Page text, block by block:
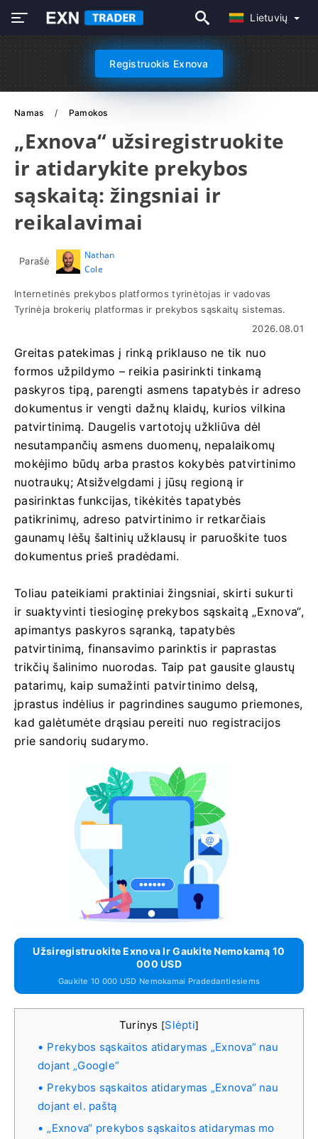
Lietuvių
Registruokis Exnova
Namas Pamokos
„Exnova“ užsiregistruokite
ir atidarykite prekybos
sąskaitą: žingsniai ir
reikalavimai
Parašė
Nathan
Cole
Internetinės prekybos platformos tyrinėtojas ir vadovas
Tyrinėja brokerių platformas ir prekybos sąskaitų sistemas.
2026.08.01
Greitas patekimas į rinką priklauso ne tik nuo
formos užpildymo – reikia pasirinkti tinkamą
paskyros tipą, parengti asmens tapatybės ir adreso
dokumentus ir vengti dažnų klaidų, kurios vilkina
patvirtinimą. Daugelis vartotojų užkliūva dėl
nesutampančių asmens duomenų, nepalaikomų
mokėjimo būdų arba prastos kokybės patvirtinimo
nuotraukų; Atsižvelgdami į jūsų regioną ir
pasirinktas funkcijas, tikėkitės tapatybės
patikrinimų, adreso patvirtinimo ir retkarčiais
gaunamų lėšų šaltinių užklausų ir paruoškite tuos
dokumentus prieš pradėdami.
Toliau pateikiami praktiniai žingsniai, skirti sukurti
ir suaktyvinti tiesioginę prekybos sąskaitą „Exnova“,
apimantys paskyros sąranką, tapatybės
patvirtinimą, finansavimo parinktis ir paprastas
trikčių šalinimo nuorodas. Taip pat gausite glaustų
patarimų, kaip sumažinti patvirtinimo delsą,
įprastus indėlius ir pagrindines saugumo priemones,
kad galėtumėte drąsiau pereiti nuo registracijos
prie sandorių sudarymo.
Užsiregistruokite Exnova Ir Gaukite Nemokamą 10
000 USD
Gaukite 10 000 USD Nemokamai Pradedantiesiems
Turinys [Slėpti]
Prekybos sąskaitos atidarymas „Exnova“ nau
dojant „Google“
Prekybos sąskaitos atidarymas „Exnova“ nau
dojant el. paštą
„Exnova“ prekybos sąskaitos atidarymas mo